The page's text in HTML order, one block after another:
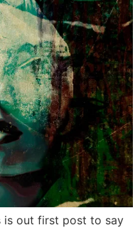
is out first post to say